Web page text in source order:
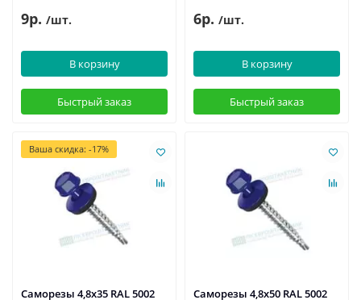
9р. /шт.
В корзину
Быстрый заказ
6р. /шт.
В корзину
Быстрый заказ
Ваша скидка: -17%
Саморезы 4,8х35 RAL 5002
Саморезы 4,8х50 RAL 5002